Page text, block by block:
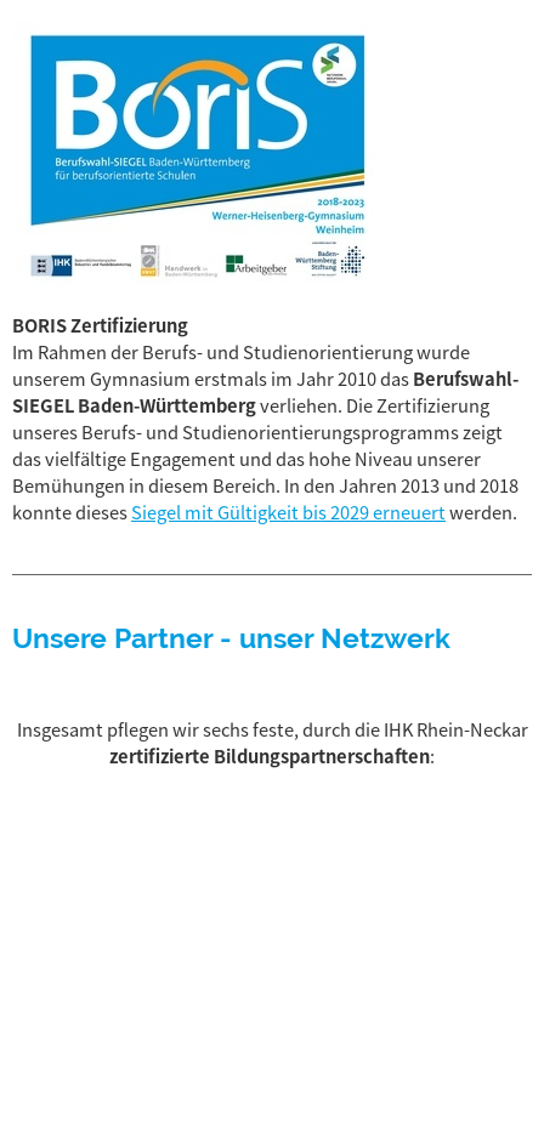
BORIS Zertifizierung
Im Rahmen der Berufs- und Studienorientierung wurde
unserem Gymnasium erstmals im Jahr 2010 dasBerufswahl-
SIEGEL Baden-Württembergverliehen. Die Zertifizierung
unseres Berufs- und Studienorientierungsprogramms zeigt
das vielfältige Engagement und das hohe Niveau unserer
Bemühungen in diesem Bereich. In den Jahren 2013 und 2018
konnte diesesSiegel mit Gültigkeit bis 2029 erneuertwerden.
Unsere Partner - unser Netzwerk
Insgesamt pflegen wir sechs feste, durch die IHK Rhein-Neckar
zertifizierte Bildungspartnerschaften: